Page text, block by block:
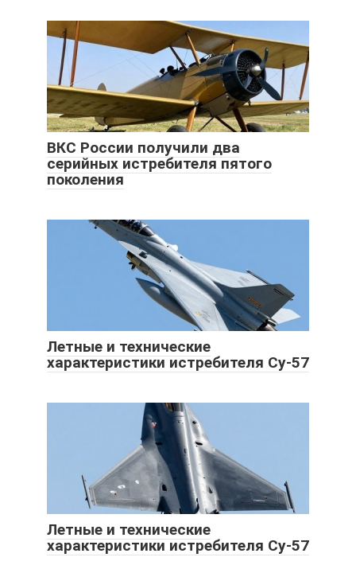
ВКС России получили два
серийных истребителя пятого
поколения
Летные и технические
характеристики истребителя Су-57
Летные и технические
характеристики истребителя Су-57